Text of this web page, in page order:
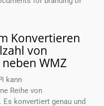
Konvertieren
von
WMZ
kann
Reihe von
konvertiert genau und